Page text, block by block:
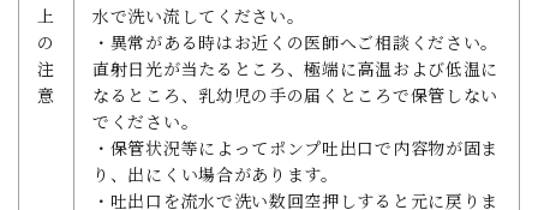
上
の
注
意
水で洗い流してください。
・異常がある時はお近くの医師へご相談ください。
直射日光が当たるところ、極端に高温および低温に
なるところ、乳幼児の手の届くところで保管しない
でください。
・保管状況等によってポンプ吐出口で内容物が固ま
り、出にくい場合があります。
・吐出口を流水で洗い数回空押しすると元に戻りま